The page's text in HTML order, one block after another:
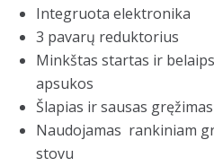
Integruota elektronika
3 pavarų reduktorius
Minkštas startas ir
apsukos
Šlapias ir sausas gręžimas
Naudojamas rankiniam
stovu